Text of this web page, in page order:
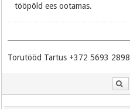
tööpõld ees ootamas.
Torutööd Tartus +372 5693 2898